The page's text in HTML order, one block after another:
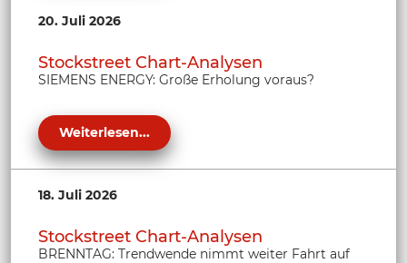
20. Juli 2026
Stockstreet Chart-Analysen
SIEMENS ENERGY: Große Erholung voraus?
Weiterlesen...
18. Juli 2026
Stockstreet Chart-Analysen
BRENNTAG: Trendwende nimmt weiter Fahrt auf